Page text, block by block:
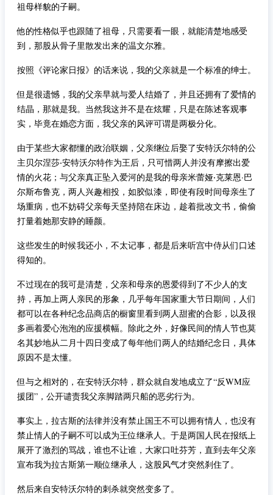
祖母样貌的子嗣。
他的性格似乎也跟随了祖母，只需要看一眼，就能清楚地感受
到，那股从骨子里散发出来的温文尔雅。
按照《评论家日报》的话来说，我的父亲就是一个标准的绅士。
但是很遗憾，我的父亲早就与爱人结婚了，并且还拥有了爱情的
结晶，那就是我。当然我这并不是在炫耀，只是在陈述客观事
实，毕竟在婚恋方面，我父亲的风评可谓是两极分化。
由于某些大家都懂的政治联姻，父亲继位后娶了安特沃尔特的公
主贝尔涅莎‧安特沃尔特作为王后，只可惜两人并没有摩擦出爱
情的火花；与父亲真正坠入爱河的是我的母亲米蕾娅‧克莱恩·巴
尔斯布鲁克，两人兴趣相投，如胶似漆，即使有段时间母亲生了
场重病，也不妨碍父亲每天坚持陪在床边，趁着批改文书，偷偷
打量着她那安静的睡颜。
这些发生的时候我还小，不太记事，都是后来听宫中侍从们口述
得知的。
不过现在的我可是清楚，父亲和母亲的恩爱得到了不少人的支
持，再加上两人亲民的形象，几乎每年国家重大节日期间，人们
都可以在各种纪念品商店的橱窗里看到两人甜蜜的合影，以及很
多画着爱心泡泡的应援横幅。除此之外，好像民间的情人节也莫
名其妙地从二月十四日变成了每年他们两人的结婚纪念日，具体
原因不是太懂。
但与之相对的，在安特沃尔特，群众就自发地成立了“反WM应
援团”，公开谴责我父亲脚踏两只船的恶劣行为。
事实上，拉古斯的法律并没有禁止国王不可以拥有情人，也没有
禁止情人的子嗣不可以成为王位继承人。于是两国人民在报纸上
展开了激烈的骂战，谁也不让谁，大家口吐芬芳，直到去年父亲
宣布我为拉古斯第一顺位继承人，这股风气才突然刹住了。
然后来自安特沃尔特的刺杀就突然变多了。